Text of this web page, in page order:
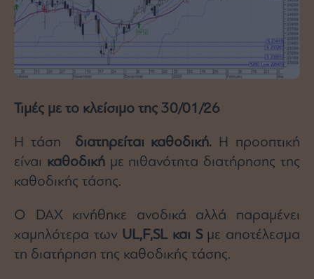
Τιμές με το κλείσιμο της 30/01/26
Η τάση διατηρείται καθοδική. Η προοπτική
είναι καθοδικήμε πιθανότητα διατήρησης της
καθοδικής τάσης.
Ο DAX κινήθηκε ανοδικά αλλά παραμένει
χαμηλότερα των UL,F,SLκαι Sμε αποτέλεσμα
τη διατήρηση της καθοδικής τάσης.